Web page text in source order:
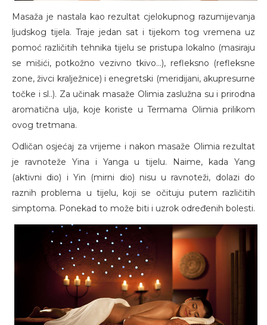
Masaža je nastala kao rezultat cjelokupnog razumijevanja
ljudskog tijela. Traje jedan sat i tijekom tog vremena uz
pomoć različitih tehnika tijelu se pristupa lokalno (masiraju
se mišići, potkožno vezivno tkivo...), refleksno (refleksne
zone, živci kralježnice) i enegretski (meridijani, akupresurne
točke i sl..). Za učinak masaže Olimia zaslužna su i prirodna
aromatična ulja, koje koriste u Termama Olimia prilikom
ovog tretmana.
Odličan osjećaj za vrijeme i nakon masaže Olimia rezultat
je ravnoteže Yina i Yanga u tijelu. Naime, kada Yang
(aktivni dio) i Yin (mirni dio) nisu u ravnoteži, dolazi do
raznih problema u tijelu, koji se očituju putem različitih
simptoma. Ponekad to može biti i uzrok određenih bolesti.